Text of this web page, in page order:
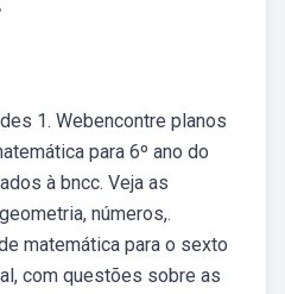
1. Webencontre planos
para 6º ano do
à bncc. Veja as
números,.
matemática para o sexto
com questões sobre as